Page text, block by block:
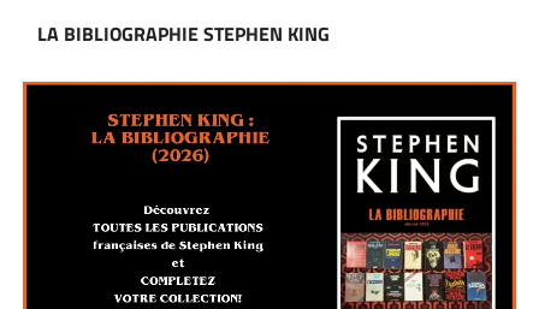
LA BIBLIOGRAPHIE STEPHEN KING